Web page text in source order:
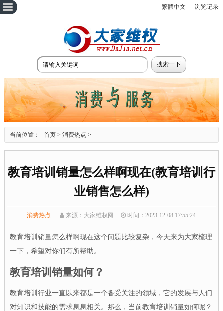
繁體中文 浏览记录
当前位置： 首页> 消费热点 >
教育培训销量怎么样啊现在(教育培训行
业销售怎么样)
消费热点 来源：大家维权网 时间：2023-12-08 17:55:24
教育培训销量怎么样啊现在这个问题比较复杂，今天来为大家梳理
一下，希望对你们有所帮助。
教育培训销量如何？
教育培训行业一直以来都是一个备受关注的领域，它的发展与人们
对知识和技能的需求息息相关。那么，当前教育培训销量如何呢？